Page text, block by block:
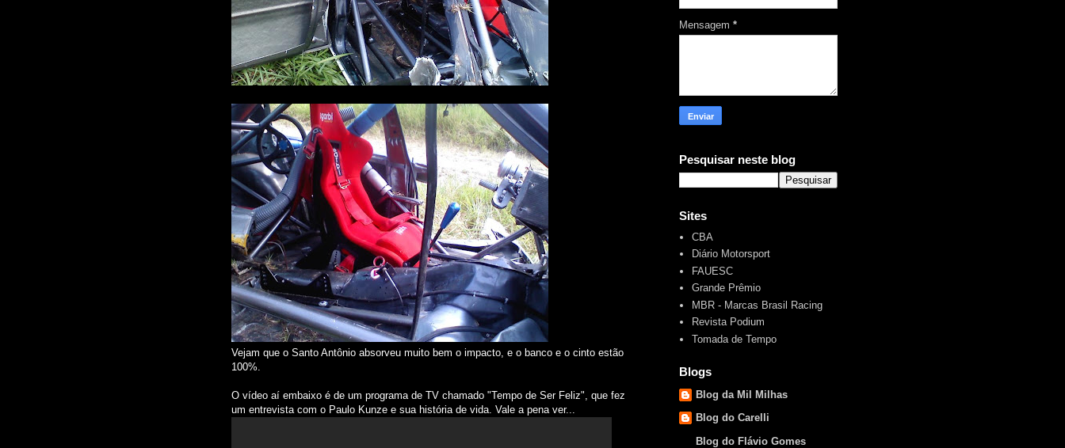
Vejam que o Santo Antônio absorveu muito bem o impacto, e o banco e o cinto estão
100%.
O vídeo aí embaixo é de um programa de TV chamado "Tempo de Ser Feliz", que fez
um entrevista com o Paulo Kunze e sua história de vida. Vale a pena ver...
Mensagem *
Pesquisar neste blog
Sites
CBA
Diário Motorsport
FAUESC
Grande Prêmio
MBR - Marcas Brasil Racing
Revista Podium
Tomada de Tempo
Blogs
Blog da Mil Milhas
Blog do Carelli
Blog do Flávio Gomes